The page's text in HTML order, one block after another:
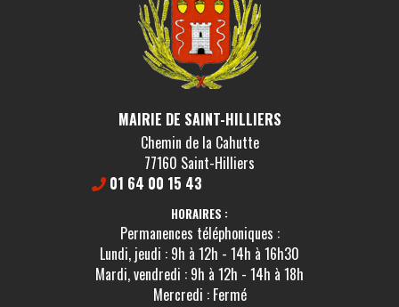
MAIRIE DE SAINT-HILLIERS
Chemin de la Cahutte
77160 Saint-Hilliers
01 64 00 15 43
HORAIRES :
Permanences téléphoniques :
Lundi, jeudi : 9h à 12h - 14h à 16h30
Mardi, vendredi : 9h à 12h - 14h à 18h
Mercredi : Fermé